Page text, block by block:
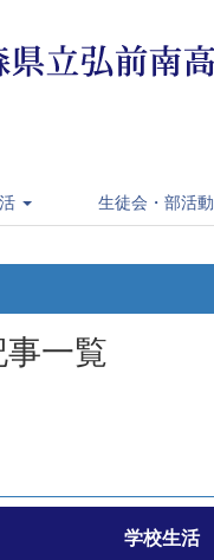
生徒会・部活動
一覧
学校生活